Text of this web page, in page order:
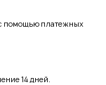
помощью платежных
14 дней.